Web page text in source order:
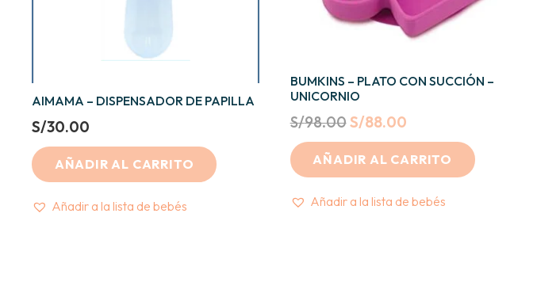
AIMAMA – DISPENSADOR DE PAPILLA
S/30.00
AÑADIR AL CARRITO
Añadir a la lista de bebés
BUMKINS – PLATO CON SUCCIÓN –
UNICORNIO
S/98.00Original
price
was:
S/98.00.
S/88.00Current
price
is:
S/88.00.
AÑADIR AL CARRITO
Añadir a la lista de bebés